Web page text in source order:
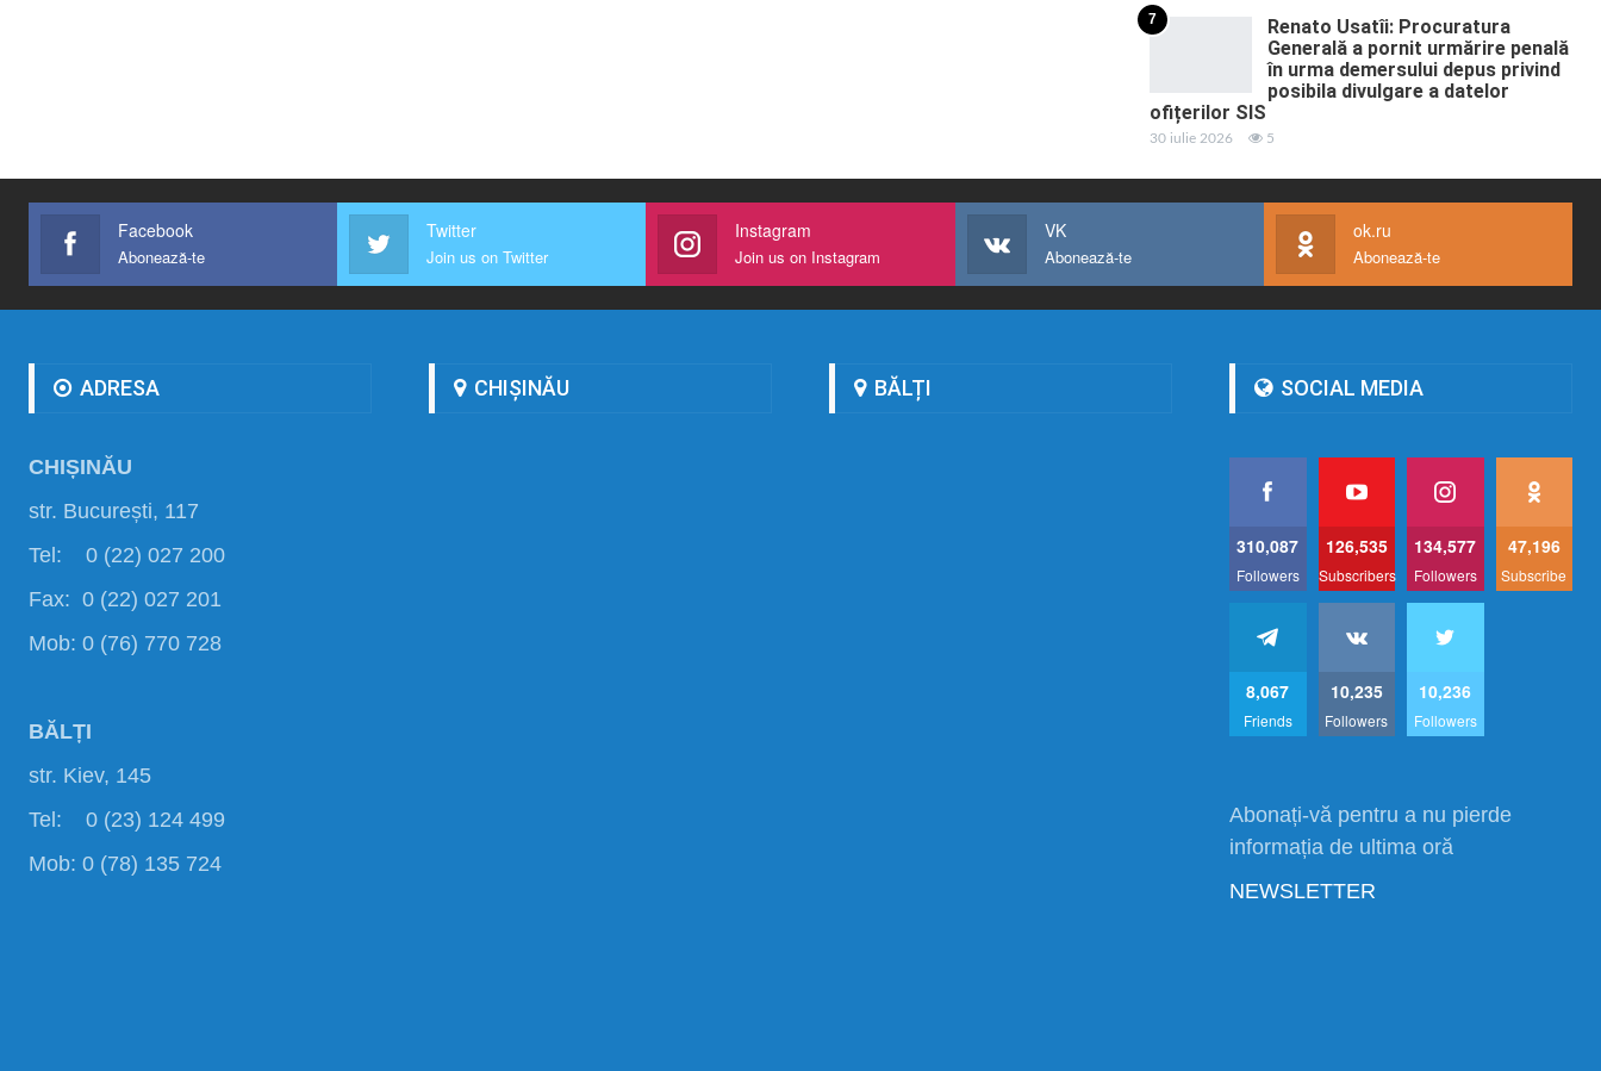
7
Renato Usatîi: Procuratura
Generală a pornit urmărire penală
în urma demersului depus privind
posibila divulgare a datelor
ofițerilor SIS
30 iulie 2026 5
Facebook
Abonează-te
Twitter
Join us on Twitter
Instagram
Join us on Instagram
VK
Abonează-te
ok.ru
Abonează-te
ADRESA
CHIȘINĂU
str. București, 117
Tel: 0 (22) 027 200
Fax: 0 (22) 027 201
Mob: 0 (76) 770 728
BĂLȚI
str. Kiev, 145
Tel: 0 (23) 124 499
Mob: 0 (78) 135 724
CHIȘINĂU BĂLȚI SOCIAL MEDIA
310,087
Followers
126,535
Subscribers
134,577
Followers
47,196
Subscribe
8,067
Friends
10,235
Followers
10,236
Followers
Abonați-vă pentru a nu pierde
informația de ultima oră
NEWSLETTER